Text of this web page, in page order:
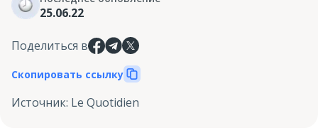
25.06.22
Поделиться в
Скопировать ссылку
Источник: Le Quotidien